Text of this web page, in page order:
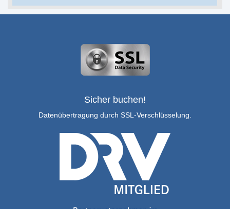
Sicher buchen!
Datenübertragung durch SSL-Verschlüsselung.